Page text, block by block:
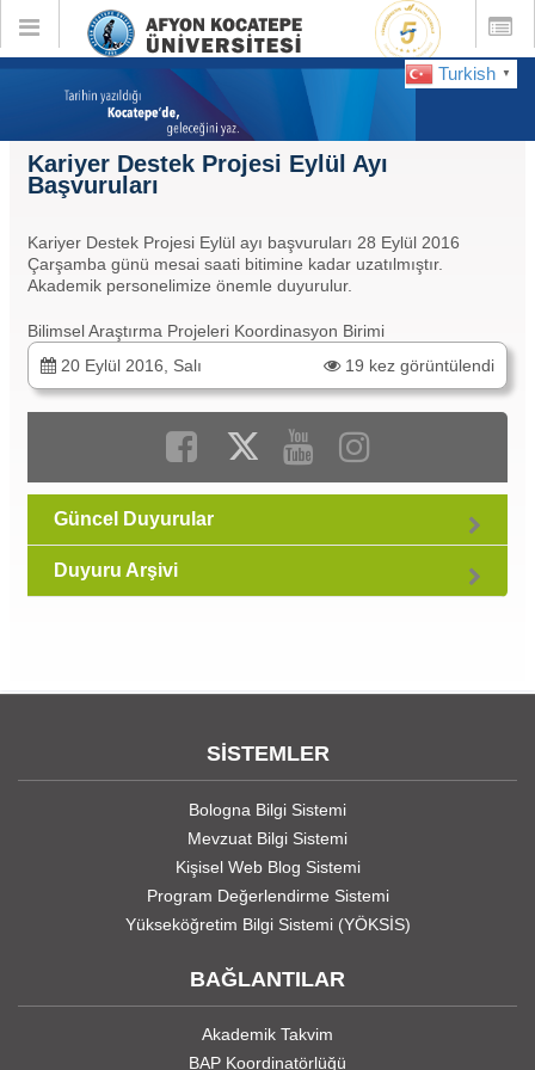
Toggle
global
Toggle
Turkish ▼
Kariyer Destek Projesi Eylül Ayı
Başvuruları
Kariyer Destek Projesi Eylül ayı başvuruları 28 Eylül 2016
Çarşamba günü mesai saati bitimine kadar uzatılmıştır.
Akademik personelimize önemle duyurulur.
Bilimsel Araştırma Projeleri Koordinasyon Birimi
20 Eylül 2016, Salı
19 kez görüntülendi
Güncel Duyurular
Duyuru Arşivi
SİSTEMLER
Bologna Bilgi Sistemi
Mevzuat Bilgi Sistemi
Kişisel Web Blog Sistemi
Program Değerlendirme Sistemi
Yükseköğretim Bilgi Sistemi (YÖKSİS)
BAĞLANTILAR
Akademik Takvim
BAP Koordinatörlüğü